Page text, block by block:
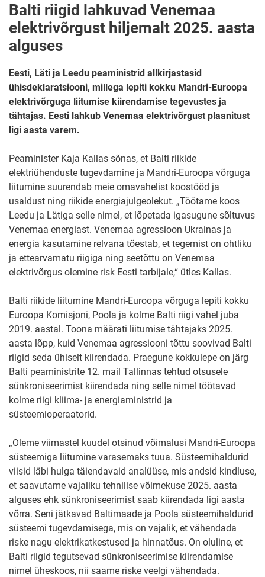
Balti riigid lahkuvad Venemaa
elektrivõrgust hiljemalt 2025. aasta
alguses
Eesti, Läti ja Leedu peaministrid allkirjastasid
ühisdeklaratsiooni, millega lepiti kokku Mandri-Euroopa
elektrivõrguga liitumise kiirendamise tegevustes ja
tähtajas. Eesti lahkub Venemaa elektrivõrgust plaanitust
ligi aasta varem.
Peaminister Kaja Kallas sõnas, et Balti riikide
elektriühenduste tugevdamine ja Mandri-Euroopa võrguga
liitumine suurendab meie omavahelist koostööd ja
usaldust ning riikide energiajulgeolekut. „Töötame koos
Leedu ja Lätiga selle nimel, et lõpetada igasugune sõltuvus
Venemaa energiast. Venemaa agressioon Ukrainas ja
energia kasutamine relvana tõestab, et tegemist on ohtliku
ja ettearvamatu riigiga ning seetõttu on Venemaa
elektrivõrgus olemine risk Eesti tarbijale,“ ütles Kallas.
Balti riikide liitumine Mandri-Euroopa võrguga lepiti kokku
Euroopa Komisjoni, Poola ja kolme Balti riigi vahel juba
2019. aastal. Toona määrati liitumise tähtajaks 2025.
aasta lõpp, kuid Venemaa agressiooni tõttu soovivad Balti
riigid seda ühiselt kiirendada. Praegune kokkulepe on järg
Balti peaministrite 12. mail Tallinnas tehtud otsusele
sünkroniseerimist kiirendada ning selle nimel töötavad
kolme riigi kliima- ja energiaministrid ja
süsteemioperaatorid.
„Oleme viimastel kuudel otsinud võimalusi Mandri-Euroopa
süsteemiga liitumine varasemaks tuua. Süsteemihaldurid
viisid läbi hulga täiendavaid analüüse, mis andsid kindluse,
et saavutame vajaliku tehnilise võimekuse 2025. aasta
alguses ehk sünkroniseerimist saab kiirendada ligi aasta
võrra. Seni jätkavad Baltimaade ja Poola süsteemihaldurid
süsteemi tugevdamisega, mis on vajalik, et vähendada
riske nagu elektrikatkestused ja hinnatõus. On oluline, et
Balti riigid tegutsevad sünkroniseerimise kiirendamise
nimel üheskoos, nii saame riske veelgi vähendada.